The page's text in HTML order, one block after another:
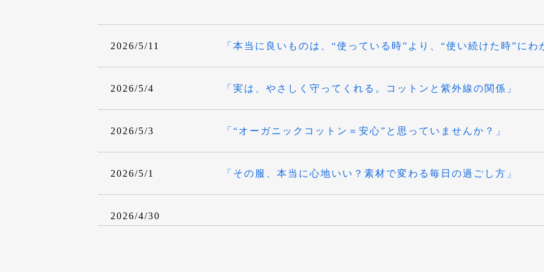
2026/5/11 「本当に良いものは、“使っている時”より、“使い続けた時”にわ
2026/5/4 「実は、やさしく守ってくれる。コットンと紫外線の関係」
2026/5/3 「“オーガニックコットン＝安心”と思っていませんか？」
2026/5/1 「その服、本当に心地いい？素材で変わる毎日の過ごし方」
2026/4/30